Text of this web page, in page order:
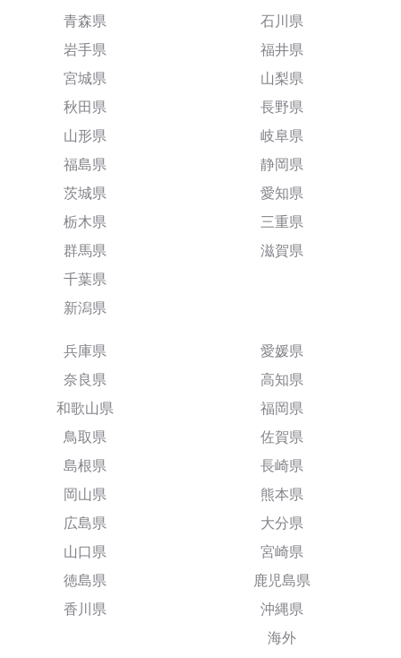
青森県
岩手県
宮城県
秋田県
山形県
福島県
茨城県
栃木県
群馬県
千葉県
新潟県
石川県
福井県
山梨県
長野県
岐阜県
静岡県
愛知県
三重県
滋賀県
兵庫県
奈良県
和歌山県
鳥取県
島根県
岡山県
広島県
山口県
徳島県
香川県
愛媛県
高知県
福岡県
佐賀県
長崎県
熊本県
大分県
宮崎県
鹿児島県
沖縄県
海外